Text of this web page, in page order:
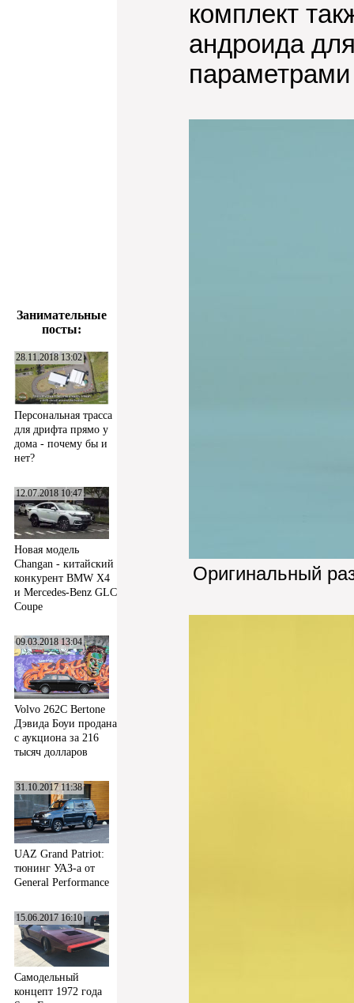
Занимательные
посты:
28.11.2018 13:02
Персональная трасса
для дрифта прямо у
дома - почему бы и
нет?
12.07.2018 10:47
Новая модель
Changan - китайский
конкурент BMW X4
и Mercedes-Benz GLC
Coupe
09.03.2018 13:04
Volvo 262C Bertone
Дэвида Боуи продана
с аукциона за 216
тысяч долларов
31.10.2017 11:38
UAZ Grand Patriot:
тюнинг УАЗ-а от
General Performance
15.06.2017 16:10
Самодельный
концепт 1972 года
комплект
андроида
Оригинальный